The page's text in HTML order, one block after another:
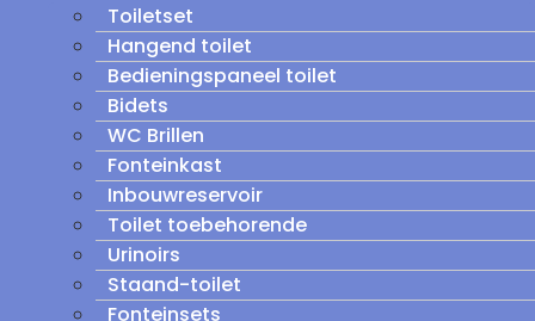
Toiletset
Hangend toilet
Bedieningspaneel toilet
Bidets
WC Brillen
Fonteinkast
Inbouwreservoir
Toilet toebehorende
Urinoirs
Staand-toilet
Fonteinsets